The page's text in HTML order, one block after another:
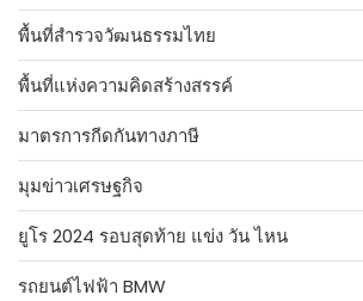
พื้นที่สำรวจวัฒนธรรมไทย
พื้นที่แห่งความคิดสร้างสรรค์
มาตรการกีดกันทางภาษี
มุมข่าวเศรษฐกิจ
ยูโร 2024 รอบสุดท้าย แข่ง วัน ไหน
รถยนต์ไฟฟ้า BMW